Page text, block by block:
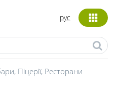
рус
, Піцерії, Ресторани